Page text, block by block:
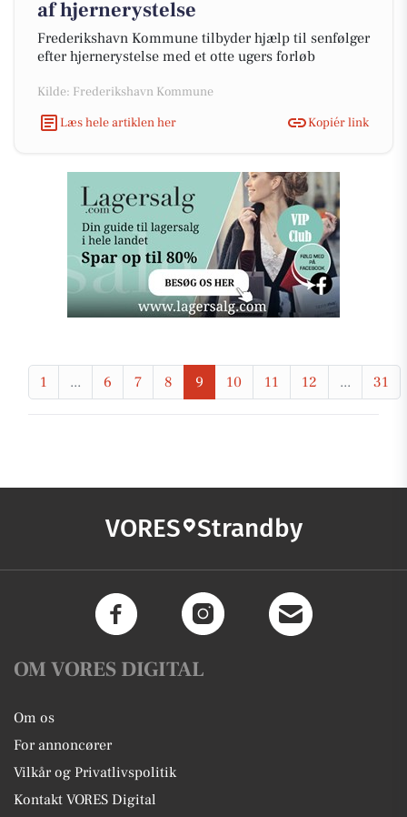
af hjernerystelse
Frederikshavn Kommune tilbyder hjælp til senfølger
efter hjernerystelse med et otte ugers forløb
Kilde: Frederikshavn Kommune
Læs hele artiklen her
Kopiér link
1 ... 6 7 8 9 10 11 12 ... 31
VORES Strandby
OM VORES DIGITAL
Om os
For annoncører
Vilkår og Privatlivspolitik
Kontakt VORES Digital